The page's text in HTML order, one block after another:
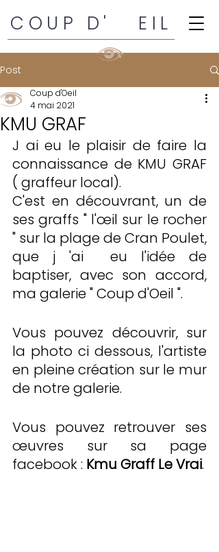
COUP D' EIL
Post
KMU GRAF
Coup d'Oeil
4 mai 2021
J ai eu le plaisir de faire la
connaissance de KMU GRAF
( graffeur local).
C'est en découvrant, un de
ses graffs " l'œil sur le rocher
" sur la plage de Cran Poulet,
que j 'ai  eu l'idée de
baptiser, avec son accord,
ma galerie " Coup d'Oeil ".
Vous pouvez découvrir, sur
la photo ci dessous, l'artiste
en pleine création sur le mur
de notre galerie.
Vous pouvez retrouver ses
œuvres sur sa page
facebook : Kmu Graff Le Vrai.